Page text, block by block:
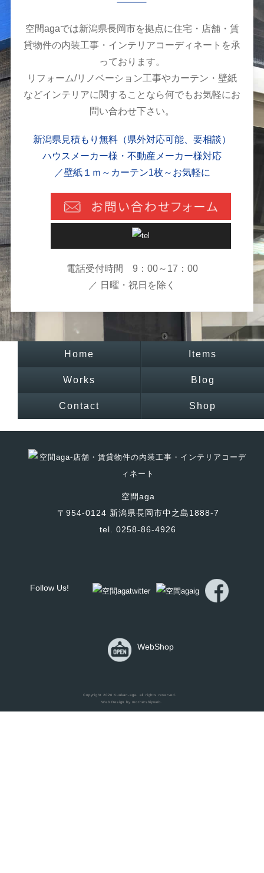
空間agaでは新潟県長岡市を拠点に住宅・店舗・賃
貸物件の内装工事・インテリアコーディネートを承
っております。
リフォーム/リノベーション工事やカーテン・壁紙
などインテリアに関することなら何でもお気軽にお
問い合わせ下さい。
新潟県見積もり無料（県外対応可能、要相談）
ハウスメーカー様・不動産メーカー様対応
／壁紙１ｍ～カーテン1枚～お気軽に
電話受付時間 9：00～17：00
／ 日曜・祝日を除く
Home Items
Works Blog
Contact Shop
空間aga
〒954-0124 新潟県長岡市中之島1888-7
tel. 0258-86-4926
Follow Us!
WebShop
Copyright 2026Kuukan-aga
. all rights reserved.
Web Design bymothershipweb
Items